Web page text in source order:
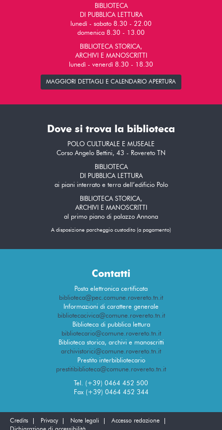
BIBLIOTECA
DI PUBBLICA LETTURA
lunedì - sabato 8.30 - 22.00
domenica 8.30 - 13.00
BIBLIOTECA STORICA,
ARCHIVI E MANOSCRITTI
lunedì - venerdì 8.30 - 18.30
MAGGIORI DETTAGLI E CALENDARIO APERTURA
Dove si trova la biblioteca
POLO CULTURALE E MUSEALE
Corso Angelo Bettini, 43 - Rovereto TN
BIBLIOTECA
DI PUBBLICA LETTURA
ai piani interrato e terra dell’edificio Polo
BIBLIOTECA STORICA,
ARCHIVI E MANOSCRITTI
al primo piano di palazzo Annona
A disposizione parcheggio custodito (a pagamento)
Contatti
Posta elettronica certificata
biblioteca@pec.comune.rovereto.tn.it
Informazioni di carattere generale
bibliotecacivica@comune.rovereto.tn.it
Biblioteca di pubblica lettura
bibliotecario@comune.rovereto.tn.it
Biblioteca storica, archivi e manoscritti
archivistorici@comune.rovereto.tn.it
Prestito interbibliotecario
prestitibiblioteca@comune.rovereto.tn.it
Tel. (+39) 0464 452 500
Fax (+39) 0464 452 344
Credits Privacy Note legali
Accesso redazione